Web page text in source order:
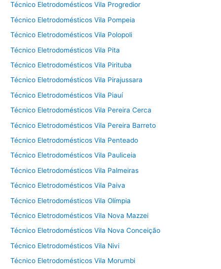
Técnico Eletrodomésticos Vila Progredior
Técnico Eletrodomésticos Vila Pompeia
Técnico Eletrodomésticos Vila Polopoli
Técnico Eletrodomésticos Vila Pita
Técnico Eletrodomésticos Vila Pirituba
Técnico Eletrodomésticos Vila Pirajussara
Técnico Eletrodomésticos Vila Piauí
Técnico Eletrodomésticos Vila Pereira Cerca
Técnico Eletrodomésticos Vila Pereira Barreto
Técnico Eletrodomésticos Vila Penteado
Técnico Eletrodomésticos Vila Pauliceia
Técnico Eletrodomésticos Vila Palmeiras
Técnico Eletrodomésticos Vila Paiva
Técnico Eletrodomésticos Vila Olímpia
Técnico Eletrodomésticos Vila Nova Mazzei
Técnico Eletrodomésticos Vila Nova Conceição
Técnico Eletrodomésticos Vila Nivi
Técnico Eletrodomésticos Vila Morumbi